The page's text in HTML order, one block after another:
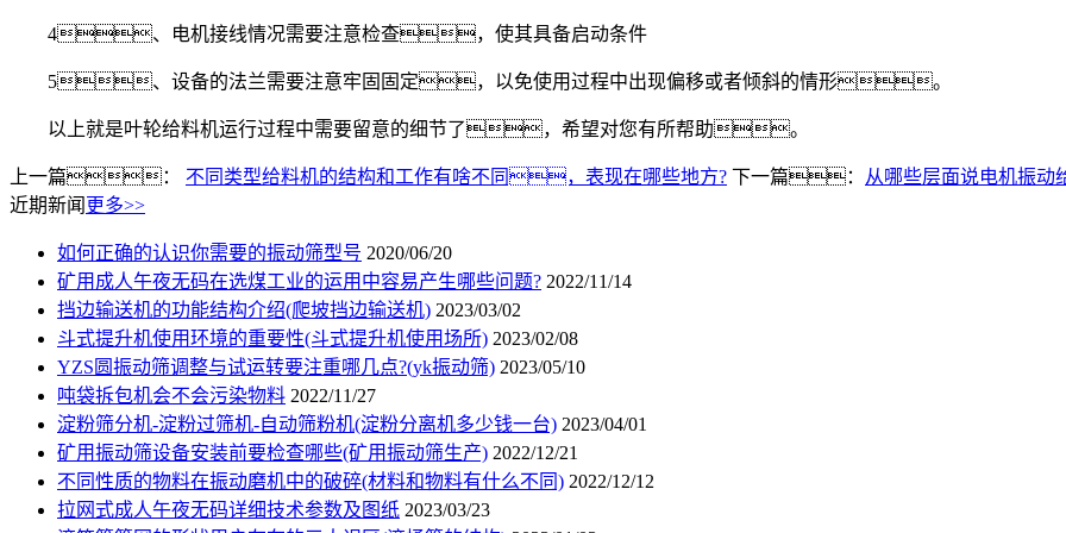
4、电机接线情况需要注意检查，使其具备启动条件
5、设备的法兰需要注意牢固固定，以免使用过程中出现偏移或者倾斜的情形。
以上就是叶轮给料机运行过程中需要留意的细节了，希望对您有所帮助。
上一篇： 不同类型给料机的结构和工作有啥不同，表现在哪些地方? 下一篇：
从哪些层面说电机振动
近期新闻 更多>>
如何正确的认识你需要的振动筛型号 2020/06/20
矿用成人午夜无码在选煤工业的运用中容易产生哪些问题? 2022/11/14
挡边输送机的功能结构介绍(爬坡挡边输送机) 2023/03/02
斗式提升机使用环境的重要性(斗式提升机使用场所) 2023/02/08
YZS圆振动筛调整与试运转要注重哪几点?(yk振动筛) 2023/05/10
吨袋拆包机会不会污染物料 2022/11/27
淀粉筛分机-淀粉过筛机-自动筛粉机(淀粉分离机多少钱一台) 2023/04/01
矿用振动筛设备安装前要检查哪些(矿用振动筛生产) 2022/12/21
不同性质的物料在振动磨机中的破碎(材料和物料有什么不同) 2022/12/12
拉网式成人午夜无码详细技术参数及图纸 2023/03/23